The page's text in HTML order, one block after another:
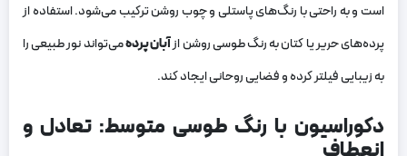
است و به راحتی با رنگ‌های پاستلی و چوب روشن ترکیب می‌شود. استفاده از
پرده‌های حریر یا کتان به رنگ طوسی روشن ازآبان پردهمی‌تواند نور طبیعی را
به زیبایی فیلتر کرده و فضایی روحانی ایجاد کند.
دکوراسیون با رنگ طوسی متوسط: تعادل و